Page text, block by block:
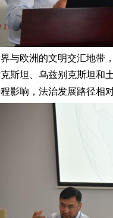
与欧洲的文明交汇地
斯坦、乌兹别克斯坦
影响，法治发展路径相